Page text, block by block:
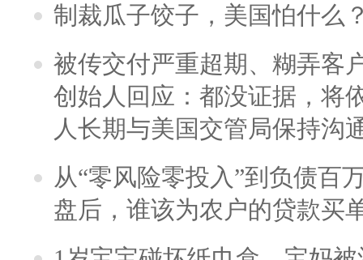
制裁瓜子饺子，美国怕什么
被传交付严重超期、糊弄客
创始人回应：都没证据，将
人长期与美国交管局保持沟
从“零风险零投入”到负债百
盘后，谁该为农户的贷款买